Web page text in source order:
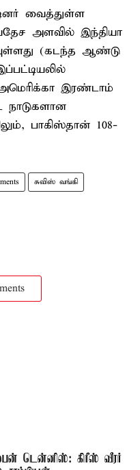
வைத்துள்ள
அளவில் இந்தியா
(கடந்த ஆண்டு
அமெரிக்கா இரண்டாம்
பாகிஸ்தான் 108-
சுவிஸ் வங்கி
டென்னிஸ்: கிரீஸ் வீரர்